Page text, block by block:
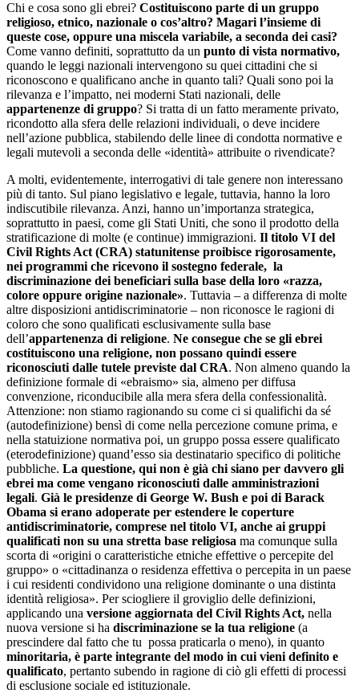
Chi e cosa sono gli ebrei? Costituiscono parte di un gruppo
religioso, etnico, nazionale o cos’altro? Magari l’insieme di
queste cose, oppure una miscela variabile, a seconda dei casi?
Come vanno definiti, soprattutto da un punto di vista normativo,
quando le leggi nazionali intervengono su quei cittadini che si
riconoscono e qualificano anche in quanto tali? Quali sono poi la
rilevanza e l’impatto, nei moderni Stati nazionali, delle
appartenenze di gruppo? Si tratta di un fatto meramente privato,
ricondotto alla sfera delle relazioni individuali, o deve incidere
nell’azione pubblica, stabilendo delle linee di condotta normative e
legali mutevoli a seconda delle «identità» attribuite o rivendicate?
A molti, evidentemente, interrogativi di tale genere non interessano
più di tanto. Sul piano legislativo e legale, tuttavia, hanno la loro
indiscutibile rilevanza. Anzi, hanno un’importanza strategica,
soprattutto in paesi, come gli Stati Uniti, che sono il prodotto della
stratificazione di molte (e continue) immigrazioni. Il titolo VI del
Civil Rights Act (CRA) statunitense proibisce rigorosamente,
nei programmi che ricevono il sostegno federale, la
discriminazione dei beneficiari sulla base della loro «razza,
colore oppure origine nazionale». Tuttavia – a differenza di molte
altre disposizioni antidiscriminatorie – non riconosce le ragioni di
coloro che sono qualificati esclusivamente sulla base
dell’appartenenza di religione. Ne consegue che se gli ebrei
costituiscono una religione, non possano quindi essere
riconosciuti dalle tutele previste dal CRA. Non almeno quando la
definizione formale di «ebraismo» sia, almeno per diffusa
convenzione, riconducibile alla mera sfera della confessionalità.
Attenzione: non stiamo ragionando su come ci si qualifichi da sé
(autodefinizione) bensì di come nella percezione comune prima, e
nella statuizione normativa poi, un gruppo possa essere qualificato
(eterodefinizione) quand’esso sia destinatario specifico di politiche
pubbliche. La questione, qui non è già chi siano per davvero gli
ebrei ma come vengano riconosciuti dalle amministrazioni
legali. Già le presidenze di George W. Bush e poi di Barack
Obama si erano adoperate per estendere le coperture
antidiscriminatorie, comprese nel titolo VI, anche ai gruppi
qualificati non su una stretta base religiosa ma comunque sulla
scorta di «origini o caratteristiche etniche effettive o percepite del
gruppo» o «cittadinanza o residenza effettiva o percepita in un paese
i cui residenti condividono una religione dominante o una distinta
identità religiosa». Per sciogliere il groviglio delle definizioni,
applicando una versione aggiornata del Civil Rights Act, nella
nuova versione si ha discriminazione se la tua religione (a
prescindere dal fatto che tu possa praticarla o meno), in quanto
minoritaria, è parte integrante del modo in cui vieni definito e
qualificato, pertanto subendo in ragione di ciò gli effetti di processi
di esclusione sociale ed istituzionale.